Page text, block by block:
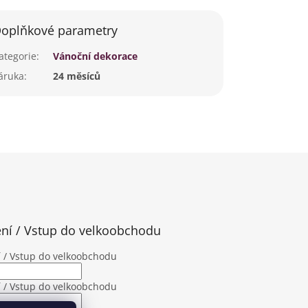
parametry
:
Vánoční dekorace
: 24 měsíců
/ Vstup do velkoobchodu
/ Vstup do velkoobchodu
/ Vstup do velkoobchodu